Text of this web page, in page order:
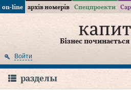
on-line архів номерів Спецпроекти
Бізнес
Войти
разделы